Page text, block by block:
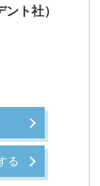
ント社）
る